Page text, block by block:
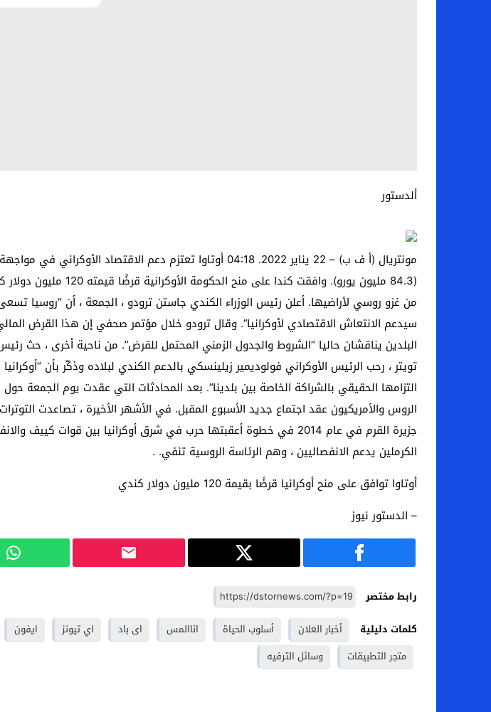
ألدستور
من غزو روسي لأراضيها. أعلن رئيس الوزراء الكندي جاستن ترودو ، الجمعة ، أن “روسيا
سيدعم الانتعاش الاقتصادي لأوكرانيا”. وقال ترودو خلال مؤتمر صحفي إن هذا القرض
البلدين يناقشان حاليا “الشروط والجدول الزمني المحتمل للقرض”. من ناحية أخرى ، حث
تويتر ، رحب الرئيس الأوكراني فولوديمير زيلينسكي بالدعم الكندي لبلاده وذكّر بأن
التزامها الحقيقي بالشراكة الخاصة بين بلدينا”. بعد المحادثات التي عقدت يوم الجمعة
الروس والأمريكيون عقد اجتماع جديد الأسبوع المقبل. في الأشهر الأخيرة ، تصاعدت
الكرملين يدعم الانفصاليين ، وهم الرئاسة الروسية تنفي. .
أوتاوا توافق على منح أوكرانيا قرضًا بقيمة 120 مليون دولار كندي
– الدستور نيوز
رابط مختصر
كلمات دليلية
أخبار العلان أسلوب الحياة اناالمس اى باد اي تيونز ايفون
متجر التطبيقات
وسائل الترفيه